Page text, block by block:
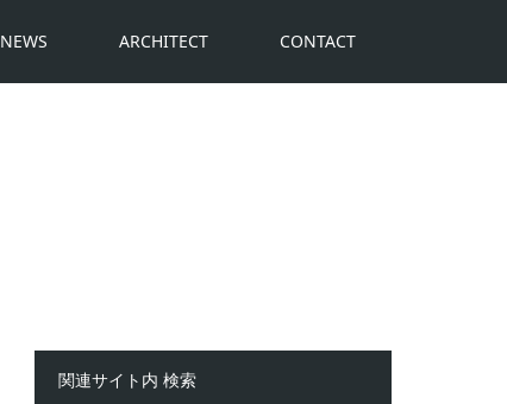
NEWS ARCHITECT CONTACT
関連サイト内 検索